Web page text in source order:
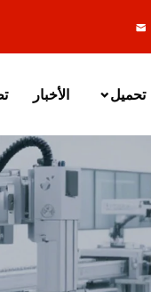
تحميل الأخبار